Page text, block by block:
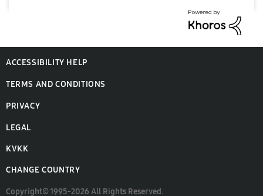
ACCESSIBILITY HELP
TERMS AND CONDITIONS
PRIVACY
LEGAL
KVKK
CHANGE COUNTRY
Copyright© 1995-2026 All Rights Reserved.